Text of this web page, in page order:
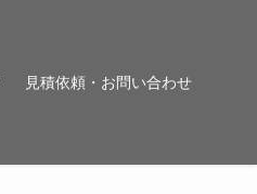
見積依頼・お問い合わせ